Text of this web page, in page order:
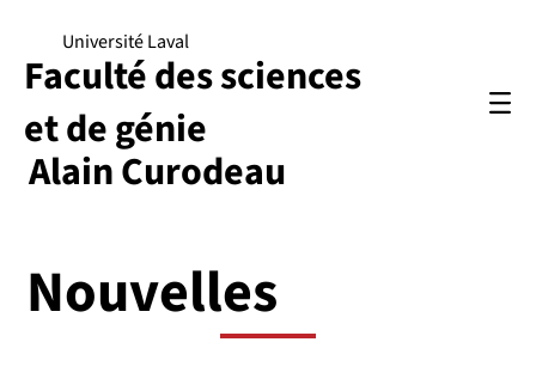
Alain Curodeau
Université Laval
Faculté des sciences
et de génie
Nouvelles